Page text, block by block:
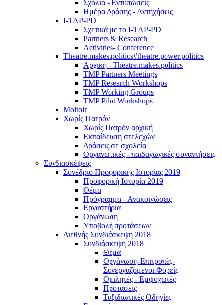
Σχόλια - Εντυπώσεις
Ημέρα Δράσης - Αντηχήσεις
I-TAP-PD
Σχετικά με το I-TAP-PD
Partners & Research
Activities- Conference
Theatre.makes.politics#theatre.power.politics
Αρχική - Theatre.makes.politics
TMP Partners Meetings
TMP Research Workshops
TMP Working Groups
TMP Pilot Workshops
Moltoir
Χωρίς Πατρόν
Χωρίς Πατρόν αρχική
Εκπαίδευση στελεχών
Δράσεις σε σχολεία
Οργανωτικές - παιδαγωγικές συναντήσεις
Συνδιασκέψεις
Συνέδριο Προφορικής Ιστορίας 2019
Προφορική Ιστορία 2019
Θέμα
Πρόγραμμα - Ανακοινώσεις
Εργαστήρια
Οργάνωση
Υποβολή προτάσεων
Διεθνής Συνδιάσκεψη 2018
Συνδιάσκεψη 2018
Θέμα
Οργάνωση-Επιτροπές-
Συνεργαζόμενοι Φορείς
Ομιλητές - Εμψυχωτές
Προτάσεις
Ταξιδιωτικές Οδηγίες